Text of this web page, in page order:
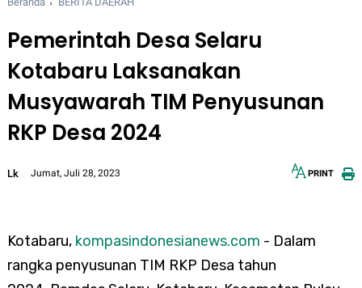
Pemerintah Desa Selaru
Kotabaru Laksanakan
Musyawarah TIM Penyusunan
RKP Desa 2024
Lk Jumat, Juli 28, 2023 PRINT
Kotabaru, kompasindonesianews.com - Dalam
rangka penyusunan TIM RKP Desa tahun